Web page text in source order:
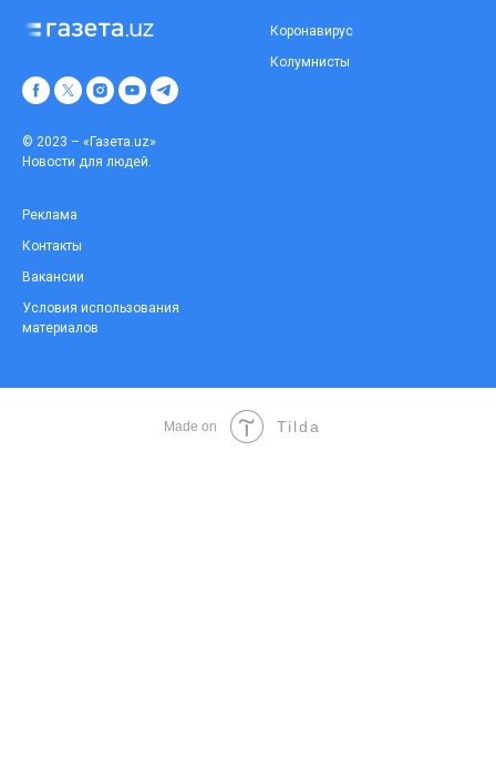
© 2023 – «Газета.uz»
Новости для людей.
Коронавирус
Колумнисты
Реклама
Контакты
Вакансии
Условия использования
материалов
Made on Tilda